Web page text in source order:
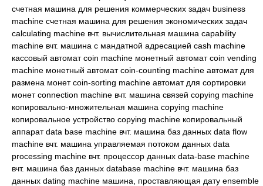
счетная машина для решения коммерческих задач business
machine счетная машина для решения экономических задач
calculating machine вчт. вычислительная машина capability
machine вчт. машина с мандатной адресацией cash machine
кассовый автомат coin machine монетный автомат coin vending
machine монетный автомат coin-counting machine автомат для
размена монет coin-sorting machine автомат для сортировки
монет connection machine вчт. машина связей copying machine
копировально-множительная машина copying machine
копировальное устройство copying machine копировальный
аппарат data base machine вчт. машина баз данных data flow
machine вчт. машина управляемая потоком данных data
processing machine вчт. процессор данных data-base machine
вчт. машина баз данных database machine вчт. машина баз
данных dating machine машина, проставляющая дату ensemble